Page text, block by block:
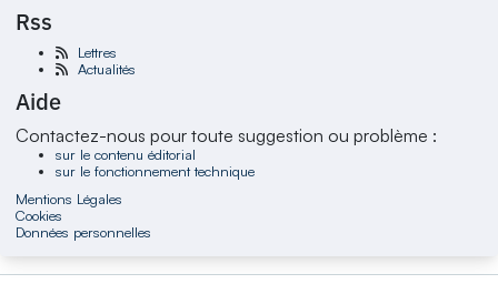
Rss
Lettres
Actualités
Aide
Contactez-nous pour toute suggestion ou problème :
sur le contenu éditorial
sur le fonctionnement technique
Mentions Légales
Cookies
Données personnelles